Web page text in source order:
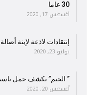
30 عاما
أغسطس 17, 2020
إنتقادات لاذعة لإبنة
يوليو 23, 2020
” الجيم” يكشف حمل
أغسطس 20, 2020